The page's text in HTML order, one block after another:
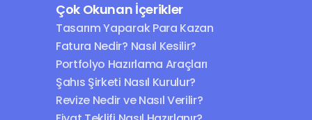
Çok Okunan İçerikler
Tasarım Yaparak Para Kazan
Fatura Nedir? Nasıl Kesilir?
Portfolyo Hazırlama Araçları
Şahıs Şirketi Nasıl Kurulur?
Revize Nedir ve Nasıl Verilir?